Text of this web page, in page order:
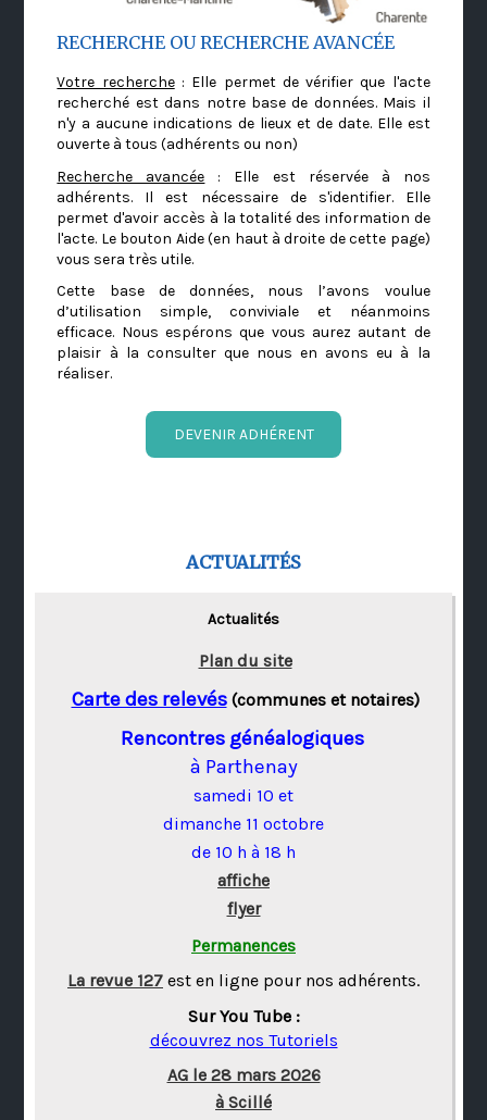
RECHERCHE OU RECHERCHE AVANCÉE
Votre recherche: Elle permet de vérifier que l'acte
recherché est dans notre base de données. Mais il
n'y a aucune indications de lieux et de date. Elle est
ouverte à tous (adhérents ou non)
Recherche avancée : Elle est réservée à nos
adhérents. Il est nécessaire de s'identifier. Elle
permet d'avoir accès à la totalité des information de
l'acte. Le bouton Aide (en haut à droite de cette page)
vous sera très utile.
Cette base de données, nous l’avons voulue
d’utilisation simple, conviviale et néanmoins
efficace. Nous espérons que vous aurez autant de
plaisir à la consulter que nous en avons eu à la
réaliser.
DEVENIR ADHÉRENT
ACTUALITÉS
Actualités
Plan du site
Carte des relevés(communes et notaires)
Rencontres généalogiques
à Parthenay
samedi 10 et
dimanche 11 octobre
de 10 h à 18 h
affiche
flyer
Permanences
La revue 127 est en ligne pour nos adhérents.
Sur You Tube :
découvrez nos Tutoriels
AG le 28 mars 2026
à Scillé